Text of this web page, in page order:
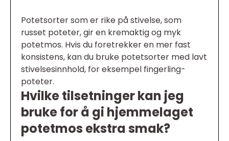
Potetsorter som er rike på stivelse, som
russet poteter, gir en kremaktig og myk
potetmos. Hvis du foretrekker en mer fast
konsistens, kan du bruke potetsorter med lavt
stivelsesinnhold, for eksempel fingerling-
poteter.
Hvilke tilsetninger kan jeg
bruke for å gi hjemmelaget
potetmos ekstra smak?